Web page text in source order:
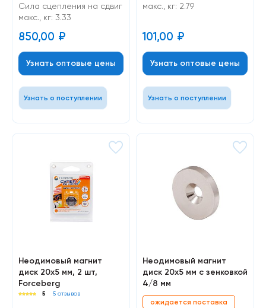
Cила сцепления на сдвиг
макс., кг: 3.33
850,00 ₽
Узнать оптовые цены
Узнать о поступлении
макс., кг: 2.79
101,00 ₽
Узнать оптовые цены
Узнать о поступлении
Неодимовый магнит
диск 20х5 мм, 2 шт,
Forceberg
5 5 отзывов
Неодимовый магнит
диск 20х5 мм с зенковкой
4/8 мм
ожидается поставка